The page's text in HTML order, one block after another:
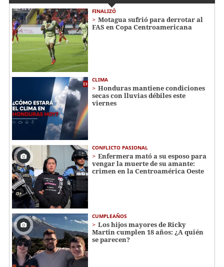
FINALIZÓ
Motagua sufrió para derrotar al
FAS en Copa Centroamericana
CLIMA
Honduras mantiene condiciones
secas con lluvias débiles este
viernes
CONFLICTO PASIONAL
Enfermera mató a su esposo para
vengar la muerte de su amante:
crimen en la Centroamérica Oeste
CUMPLEAÑOS
Los hijos mayores de Ricky
Martin cumplen 18 años: ¿A quién
se parecen?